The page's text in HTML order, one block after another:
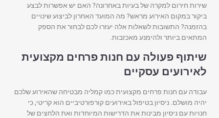
שירות חירום למקרה של בעיות באחרונה? האם יש אפשרות לבצע
ביקור במקום האירוע מראש? מה המועד האחרון לביצוע שינויים
בהזמנה? התשובות לשאלות אלה יעזרו לכם לבחור את הספק
המתאים ביותר ולהימנע מאכזבות.
שיתוף פעולה עם חנות פרחים מקצועית
לאירועים עסקיים
עבודה עם חנות פרחים מקצועית כמו קמליה מבטיחה שהאירוע שלכם
יהיה מושלם. ניסיון בטיפול באירועים קורפורטיביים הוא קריטי, כי
חנויות עם ניסיון מבינות את הדרישות המיוחדות ואת הלחצים של